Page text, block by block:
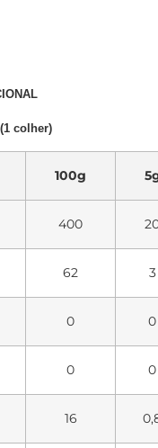
colher)
100g
400
62 3
0 0
0 0
16